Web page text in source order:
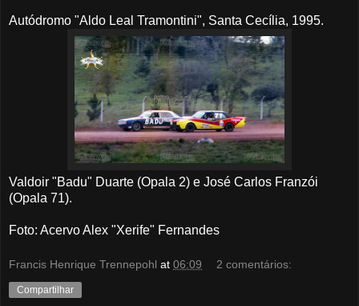
Autódromo "Aldo Leal Tramontini", Santa Cecília, 1995.
Valdoir "Badu" Duarte (Opala 2) e José Carlos Franzói
(Opala 71).
Foto: Acervo Alex "Xerife" Fernandes
Francis Henrique Trennepohl at 06:09 2 comentários:
Compartilhar